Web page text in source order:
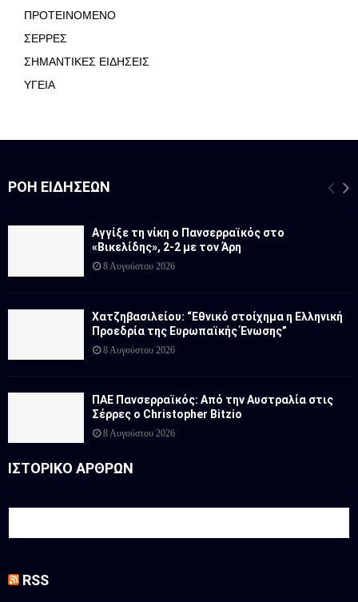
ΠΡΟΤΕΙΝΟΜΕΝΟ
ΣΕΡΡΕΣ
ΣΗΜΑΝΤΙΚΕΣ ΕΙΔΗΣΕΙΣ
ΥΓΕΙΑ
ΡΟΉ ΕΙΔΉΣΕΩΝ
Αγγίξε τη νίκη ο Πανσερραϊκός στο
«Βικελίδης», 2-2 με τον Άρη
8 Αυγούστου 2026
Χατζηβασιλείου: “Εθνικό στοίχημα η Ελληνική
Προεδρία της Ευρωπαϊκής Ένωσης”
8 Αυγούστου 2026
ΠΑΕ Πανσερραϊκός: Από την Αυστραλία στις
Σέρρες ο Christopher Bitzio
8 Αυγούστου 2026
ΙΣΤΟΡΙΚΟ ΑΡΘΡΩΝ
RSS